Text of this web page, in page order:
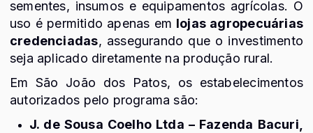
sementes, insumos e equipamentos agrícolas. O
uso é permitido apenas em lojas agropecuárias
credenciadas, assegurando que o investimento
seja aplicado diretamente na produção rural.
Em São João dos Patos, os estabelecimentos
autorizados pelo programa são:
J. de Sousa Coelho Ltda – Fazenda Bacuri,